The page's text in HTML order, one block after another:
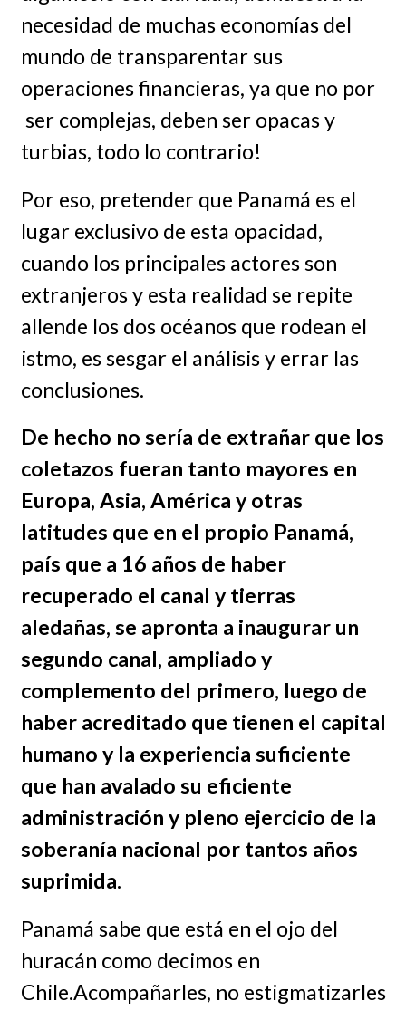
necesidad de muchas economías del
mundo de transparentar sus
operaciones financieras, ya que no por
ser complejas, deben ser opacas y
turbias, todo lo contrario!
Por eso, pretender que Panamá es el
lugar exclusivo de esta opacidad,
cuando los principales actores son
extranjeros y esta realidad se repite
allende los dos océanos que rodean el
istmo, es sesgar el análisis y errar las
conclusiones.
De hecho no sería de extrañar que los
coletazos fueran tanto mayores en
Europa, Asia, América y otras
latitudes que en el propio Panamá,
país que a 16 años de haber
recuperado el canal y tierras
aledañas, se apronta a inaugurar un
segundo canal, ampliado y
complemento del primero, luego de
haber acreditado que tienen el capital
humano y la experiencia suficiente
que han avalado su eficiente
administración y pleno ejercicio de la
soberanía nacional por tantos años
suprimida.
Panamá sabe que está en el ojo del
huracán como decimos en
Chile.Acompañarles, no estigmatizarles